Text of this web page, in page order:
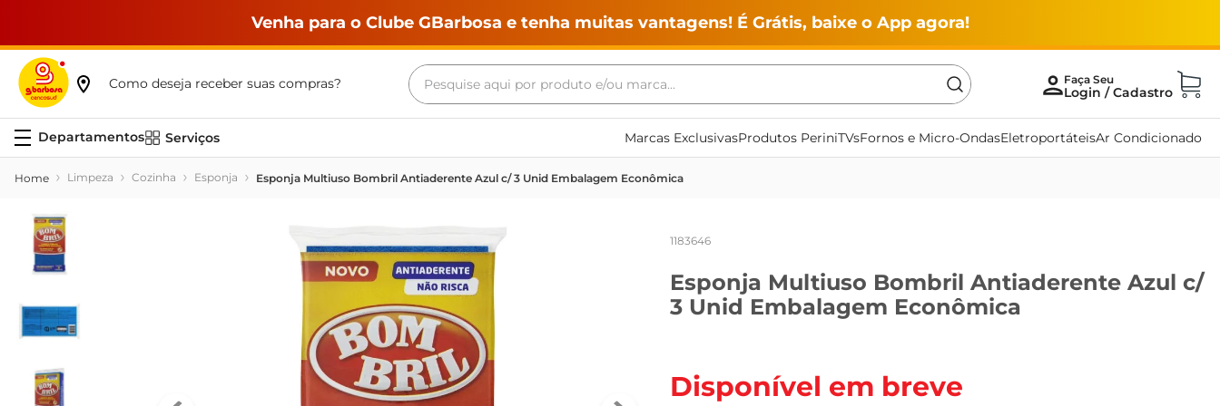
Venha para o Clube GBarbosa e tenha muitas vantagens! É Grátis, baixe o App agora!
Como deseja receber suas compras?
Pesquise aqui por produto e/ou marca...
Serviços Marcas ExclusivasProdutos PeriniTVsFornos e Micro-OndasEletroportáteisAr Condicionado
Limpeza Cozinha Esponja Esponja Multiuso Bombril Antiaderente Azul c/ 3 Unid Embalagem Econômica
1183646
Esponja Multiuso Bombril Antiaderente Azul c/
3 Unid Embalagem Econômica
Disponível em breve
Termos mais buscados
maquina lavar
café
cerveja
frango
leite
vinho